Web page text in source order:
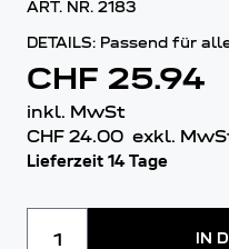
ART. NR. 2183
DETAILS: Passend für
CHF 25.94
inkl. MwSt
CHF 24.00 exkl.
Lieferzeit 14 Tage
IN